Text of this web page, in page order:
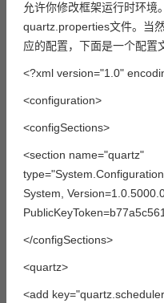
允许你修改框架运行时环境
quartz.properties文件。当
应的配置，下面是一个配置
<?xml version="1.0"
<configuration>
<configSections>
<section name="quartz"
System,
</configSections>
<quartz>
<add